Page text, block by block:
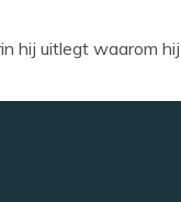
hij uitlegt waarom hij